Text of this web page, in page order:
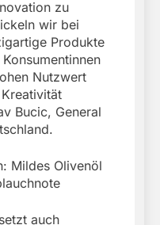
zu
wir bei
Produkte
Nutzwert
Bucic, General
Mildes Olivenöl
auch